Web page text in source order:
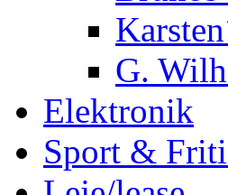
G.
Elektronik
Sport &